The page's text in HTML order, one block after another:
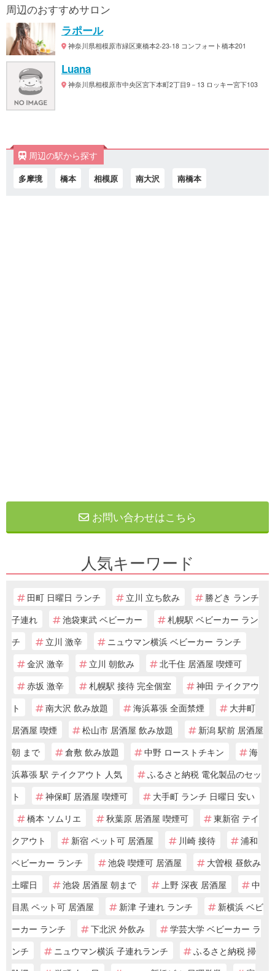
周辺のおすすめサロン
ラポール
神奈川県相模原市緑区東橋本2-23-18 コンフォート橋本201
Luana
神奈川県相模原市中央区宮下本町2丁目9－13 ロッキー宮下103
周辺の駅から探す
多摩境 橋本 相模原 南大沢 南橋本
お問い合わせはこちら
人気キーワード
田町 日曜日 ランチ 立川 立ち飲み
勝どき ランチ
子連れ
池袋東武 ベビーカー
札幌駅 ベビーカー ラン
チ
立川 激辛
ニュウマン横浜 ベビーカー ランチ
金沢 激辛
立川 朝飲み
北千住 居酒屋 喫煙可
赤坂 激辛
札幌駅 接待 完全個室
神田 テイクアウ
ト
南大沢 飲み放題 海浜幕張 全面禁煙
大井町
居酒屋 喫煙
松山市 居酒屋 飲み放題
新潟 駅前 居酒屋
朝 まで
倉敷 飲み放題 中野 ローストチキン
海
浜幕張 駅 テイクアウト 人気
ふるさと納税 電化製品のセッ
ト
神保町 居酒屋 喫煙可
大手町 ランチ 日曜日 安い
橋本 ソムリエ
秋葉原 居酒屋 喫煙可
東新宿 テイ
クアウト
新宿 ペット可 居酒屋 川崎 接待
浦和
ベビーカー ランチ
池袋 喫煙可 居酒屋
大曽根 昼飲み
土曜日
池袋 居酒屋 朝まで 上野 深夜 居酒屋
中
目黒 ペット可 居酒屋
新津 子連れ ランチ
新横浜 ベビ
ーカー ランチ
下北沢 外飲み
学芸大学 ベビーカー ラ
ンチ
ニュウマン横浜 子連れランチ
ふるさと納税 掃